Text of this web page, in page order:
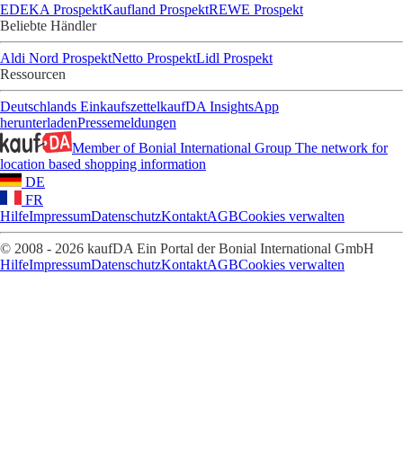
EDEKA ProspektKaufland ProspektREWE Prospekt
Beliebte Händler
Aldi Nord ProspektNetto ProspektLidl Prospekt
Ressourcen
Deutschlands EinkaufszettelkaufDA InsightsApp
herunterladenPressemeldungen
Member of Bonial International Group The network for
location based shopping information
DE
FR
HilfeImpressumDatenschutzKontaktAGBCookies verwalten
© 2008 - 2026 kaufDA Ein Portal der Bonial International GmbH
HilfeImpressumDatenschutzKontaktAGBCookies verwalten